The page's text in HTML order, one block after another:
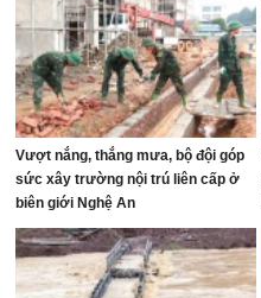
Vượt nắng, thắng mưa, bộ đội góp
sức xây trường nội trú liên cấp ở
biên giới Nghệ An